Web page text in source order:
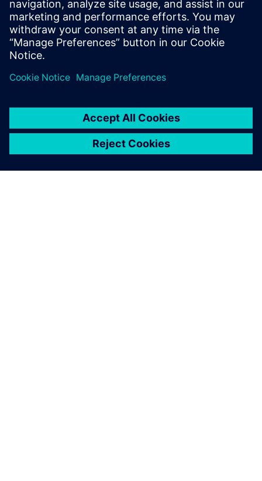
メンスの包括的なスマート・
マニュファクチャリング・ソ
リューション・スイートの詳
細をご確認ください。